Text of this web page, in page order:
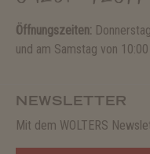
Öffnungszeiten:
und am Samstag von
NEWSLETTER
Mit dem WOLTERS